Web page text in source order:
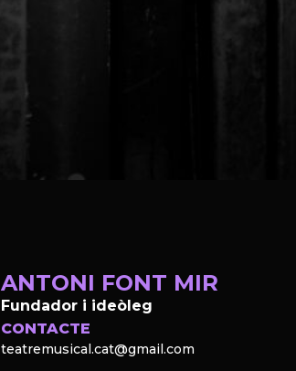
ANTONI FONT MIR
Fundador i ideòleg
CONTACTE
teatremusical.cat@gmail.com